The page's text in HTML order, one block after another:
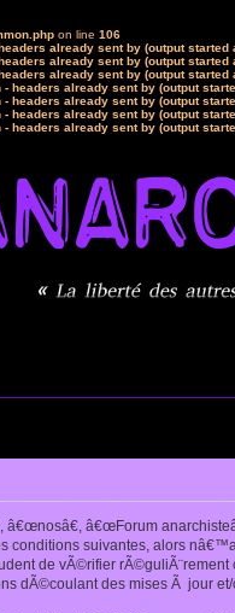
on line 106
already sent by (output started
already sent by (output started
already sent by (output started
headers already sent by (output
headers already sent by (output
headers already sent by (output
headers already sent by (output
â€œForum
suivantes, alors
de vÃ©rifier
dÃ©coulant des mises Ã jour